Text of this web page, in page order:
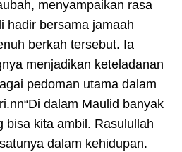
menyampaikan rasa
hadir bersama jamaah
berkah tersebut. Ia
menjadikan keteladanan
pedoman utama dalam
dalam Maulid banyak
bisa kita ambil. Rasulullah
dalam kehidupan.